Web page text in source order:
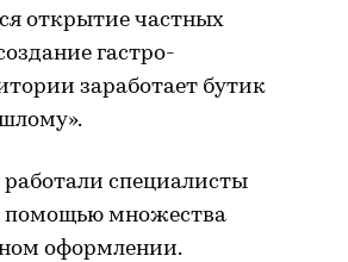
открытие частных
гастро-
заработает бутик
специалисты
помощью множества
оформлении.